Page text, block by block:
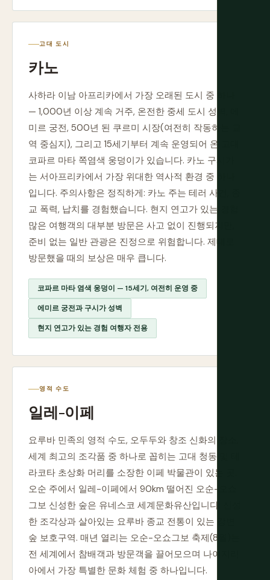
고대 도시
카노
사하라 이남 아프리카에서 가장 오래된 도시 중 하나
— 1,000년 이상 계속 거주, 온전한 중세 도시 성벽, 에
미르 궁전, 500년 된 쿠르미 시장(여전히 작동하는 교
역 중심지), 그리고 15세기부터 계속 운영되어 온 고대
코파르 마타 쪽염색 웅덩이가 있습니다. 카노 구시가
는 서아프리카에서 가장 위대한 역사적 환경 중 하나
입니다. 주의사항은 정직하게: 카노 주는 테러 사건, 종
교 폭력, 납치를 경험했습니다. 현지 연고가 있는 경험
많은 여행객의 대부분 방문은 사고 없이 진행되지만,
준비 없는 일반 관광은 진정으로 위험합니다. 제대로
방문했을 때의 보상은 매우 큽니다.
코파르 마타 염색 웅덩이 — 15세기, 여전히 운영 중
에미르 궁전과 구시가 성벽
현지 연고가 있는 경험 여행자 전용
영적 수도
일레-이페
요루바 민족의 영적 수도, 오두두와 창조 신화의 장소,
세계 최고의 조각품 중 하나로 꼽히는 고대 청동 및 테
라코타 초상화 머리를 소장한 이페 박물관이 있는 곳.
오순 주에서 일레-이페에서 90km 떨어진 오순-오쇼
그보 신성한 숲은 유네스코 세계문화유산입니다: 신성
한 조각상과 살아있는 요루바 종교 전통이 있는 강변
숲 보호구역. 매년 열리는 오순-오쇼그보 축제(8월)는
전 세계에서 참배객과 방문객을 끌어모으며 나이지리
아에서 가장 특별한 문화 체험 중 하나입니다.